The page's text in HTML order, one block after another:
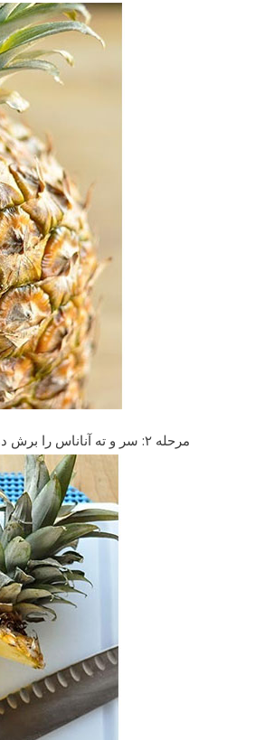
مرحله ۲: سر و ته آناناس را برش دهید